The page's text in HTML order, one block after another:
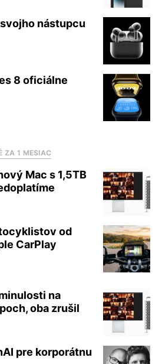
nástupcu
8 oficiálne
ZA 1 MESIAC
Mac s 1,5TB
od
CarPlay
na
oba zrušil
pre korporátnu